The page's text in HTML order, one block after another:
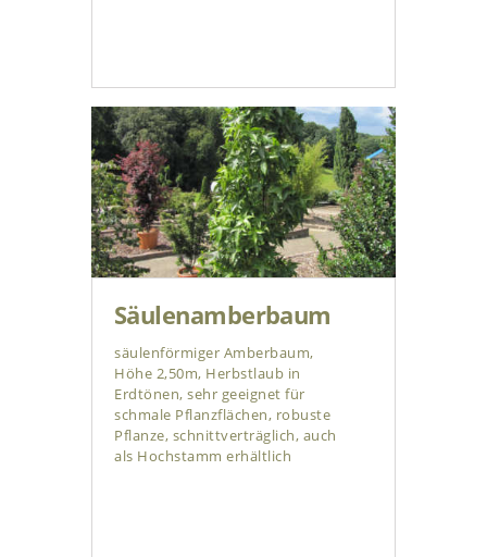
Säulenamberbaum
säulenförmiger Amberbaum,
Höhe 2,50m, Herbstlaub in
Erdtönen, sehr geeignet für
schmale Pflanzflächen, robuste
Pflanze, schnittverträglich, auch
als Hochstamm erhältlich